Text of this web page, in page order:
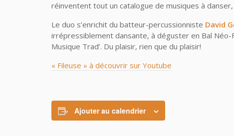
réinventent tout un catalogue de musiques à
Le duo s’enrichit du batteur-percussionniste David
irrépressiblement dansante, à déguster en Bal
Musique Trad’. Du plaisir, rien que du plaisir!
« Fileuse » à découvrir sur Youtube
Ajouter au calendrier